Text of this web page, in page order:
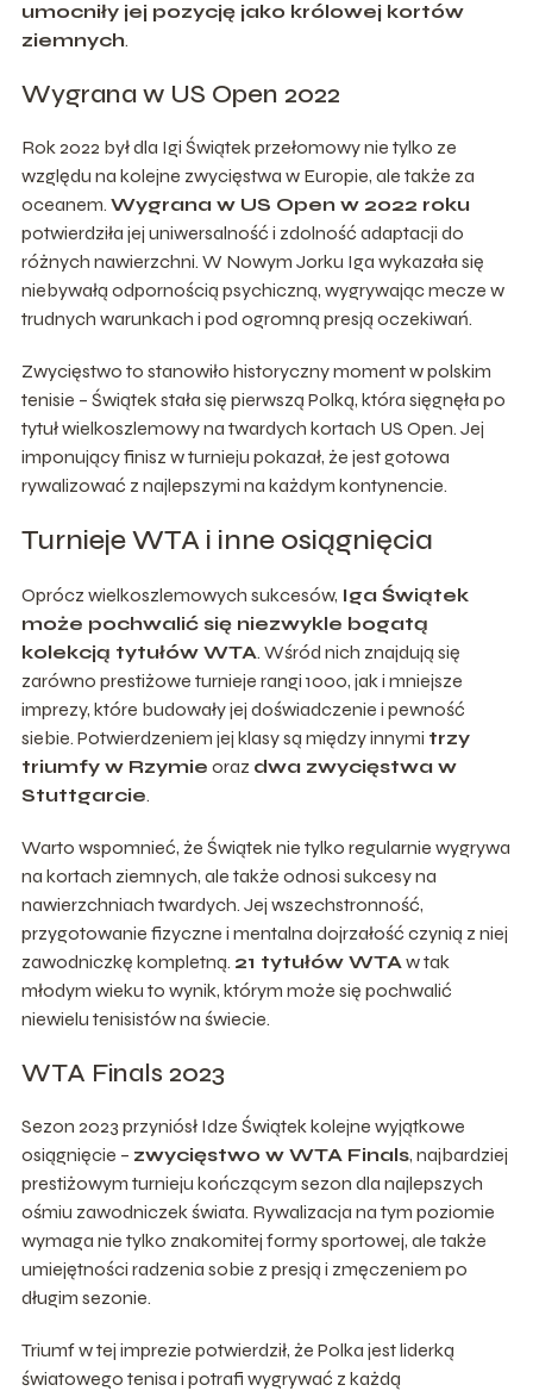
umocniły jej pozycję jako królowej kortów
ziemnych.
Wygrana w US Open 2022
Rok 2022 był dla Igi Świątek przełomowy nie tylko ze
względu na kolejne zwycięstwa w Europie, ale także za
oceanem. Wygrana w US Open w 2022 roku
potwierdziła jej uniwersalność i zdolność adaptacji do
różnych nawierzchni. W Nowym Jorku Iga wykazała się
niebywałą odpornością psychiczną, wygrywając mecze w
trudnych warunkach i pod ogromną presją oczekiwań.
Zwycięstwo to stanowiło historyczny moment w polskim
tenisie – Świątek stała się pierwszą Polką, która sięgnęła po
tytuł wielkoszlemowy na twardych kortach US Open. Jej
imponujący finisz w turnieju pokazał, że jest gotowa
rywalizować z najlepszymi na każdym kontynencie.
Turnieje WTA i inne osiągnięcia
Oprócz wielkoszlemowych sukcesów, Iga Świątek
może pochwalić się niezwykle bogatą
kolekcją tytułów WTA. Wśród nich znajdują się
zarówno prestiżowe turnieje rangi 1000, jak i mniejsze
imprezy, które budowały jej doświadczenie i pewność
siebie. Potwierdzeniem jej klasy są między innymi trzy
triumfy w Rzymie oraz dwa zwycięstwa w
Stuttgarcie.
Warto wspomnieć, że Świątek nie tylko regularnie wygrywa
na kortach ziemnych, ale także odnosi sukcesy na
nawierzchniach twardych. Jej wszechstronność,
przygotowanie fizyczne i mentalna dojrzałość czynią z niej
zawodniczkę kompletną. 21 tytułów WTAw tak
młodym wieku to wynik, którym może się pochwalić
niewielu tenisistów na świecie.
WTA Finals 2023
Sezon 2023 przyniósł Idze Świątek kolejne wyjątkowe
osiągnięcie – zwycięstwo w WTA Finals, najbardziej
prestiżowym turnieju kończącym sezon dla najlepszych
ośmiu zawodniczek świata. Rywalizacja na tym poziomie
wymaga nie tylko znakomitej formy sportowej, ale także
umiejętności radzenia sobie z presją i zmęczeniem po
długim sezonie.
Triumf w tej imprezie potwierdził, że Polka jest liderką
światowego tenisa i potrafi wygrywać z każdą